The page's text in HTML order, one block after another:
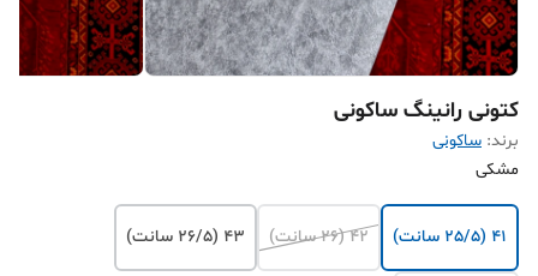
کتونی رانینگ ساکونی
برند: ساکونی
مشکی
41 (25/5 سانت) 42 (26 سانت) 43 (26/5 سانت)